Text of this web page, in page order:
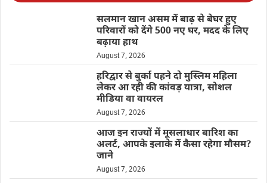
सलमान खान असम में बाढ़ से बेघर हुए
परिवारों को देंगे 500 नए घर, मदद के लिए
बढ़ाया हाथ
August 7, 2026
हरिद्वार से बुर्का पहने दो मुस्लिम महिला
लेकर आ रही की कांवड़ यात्रा, सोशल
मीडिया वा वायरल
August 7, 2026
आज इन राज्यों में मूसलाधार बारिश का
अलर्ट, आपके इलाके में कैसा रहेगा मौसम?
जाने
August 7, 2026